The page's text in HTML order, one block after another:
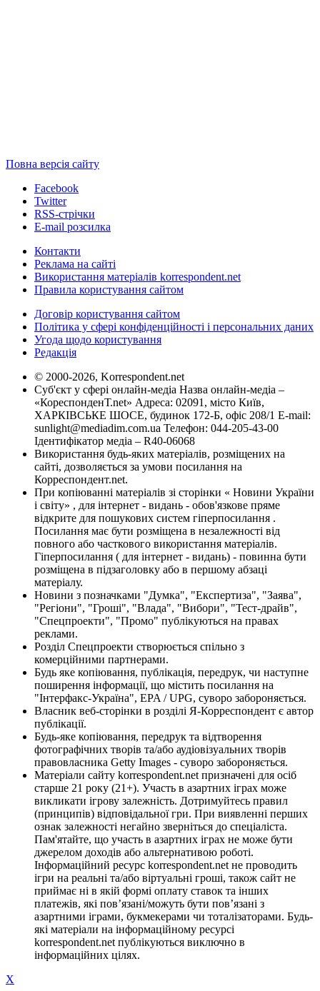
Повна версія сайту
Facebook
Twitter
RSS-стрічки
E-mail розсилка
Контакти
Реклама на сайті
Використання матеріалів korrespondent.net
Правила користування сайтом
Договір користування сайтом
Політика у сфері конфіденційності і персональних даних
Угода щодо користування
Редакція
© 2000-2026, Korrespondent.net
Суб'єкт у сфері онлайн-медіа Назва онлайн-медіа –
«КореспонденТ.net» Адреса: 02091, місто Київ,
ХАРКІВСЬКЕ ШОСЕ, будинок 172-Б, офіс 208/1 E-mail:
sunlight@mediadim.com.ua Телефон: 044-205-43-00
Ідентифікатор медіа – R40-06068
Використання будь-яких матеріалів, розміщених на
сайті, дозволяється за умови посилання на
Корреспондент.net.
При копіюванні матеріалів зі сторінки « Новини України
і світу» , для інтернет - видань - обов'язкове пряме
відкрите для пошукових систем гіперпосилання .
Посилання має бути розміщена в незалежності від
повного або часткового використання матеріалів.
Гіперпосилання ( для інтернет - видань) - повинна бути
розміщена в підзаголовку або в першому абзаці
матеріалу.
Новини з позначками "Думка", "Експертиза", "Заява",
"Регіони", "Гроші", "Влада", "Вибори", "Тест-драйв",
"Спецпроекти", "Промо" публікуються на правах
реклами.
Розділ Спецпроекти створюється спільно з
комерційними партнерами.
Будь яке копіювання, публікація, передрук, чи наступне
поширення інформації, що містить посилання на
"Інтерфакс-Україна", EPA / UPG, суворо забороняється.
Власник веб-сторінки в розділі Я-Корреспондент є автор
публікації.
Будь-яке копіювання, передрук та відтворення
фотографічних творів та/або аудіовізуальних творів
правовласника Getty Images - суворо забороняється.
Матеріали сайту korrespondent.net призначені для осіб
старше 21 року (21+). Участь в азартних іграх може
викликати ігрову залежність. Дотримуйтесь правил
(принципів) відповідальної гри. При виявленні перших
ознак залежності негайно зверніться до спеціаліста.
Пам'ятайте, що участь в азартних іграх не може бути
джерелом доходів або альтернативою роботі.
Інформаційний ресурс korrespondent.net не проводить
ігри на реальні та/або віртуальні гроші, також сайт не
приймає ні в якій формі оплату ставок та інших
платежів, які пов’язані/можуть бути пов’язані з
азартними іграми, букмекерами чи тоталізаторами. Будь-
які матеріали на інформаційному ресурсі
korrespondent.net публікуються виключно в
інформаційних цілях.
X